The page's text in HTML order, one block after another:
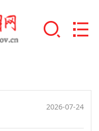
+
2026-07-24